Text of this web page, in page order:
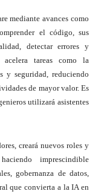
mediante avances como
el código, sus
detectar errores y
acelera tareas como la
y seguridad, reduciendo
de mayor valor. Es
utilizará asistentes
creará nuevos roles y
imprescindible
gobernanza de datos,
que convierta a la IA en